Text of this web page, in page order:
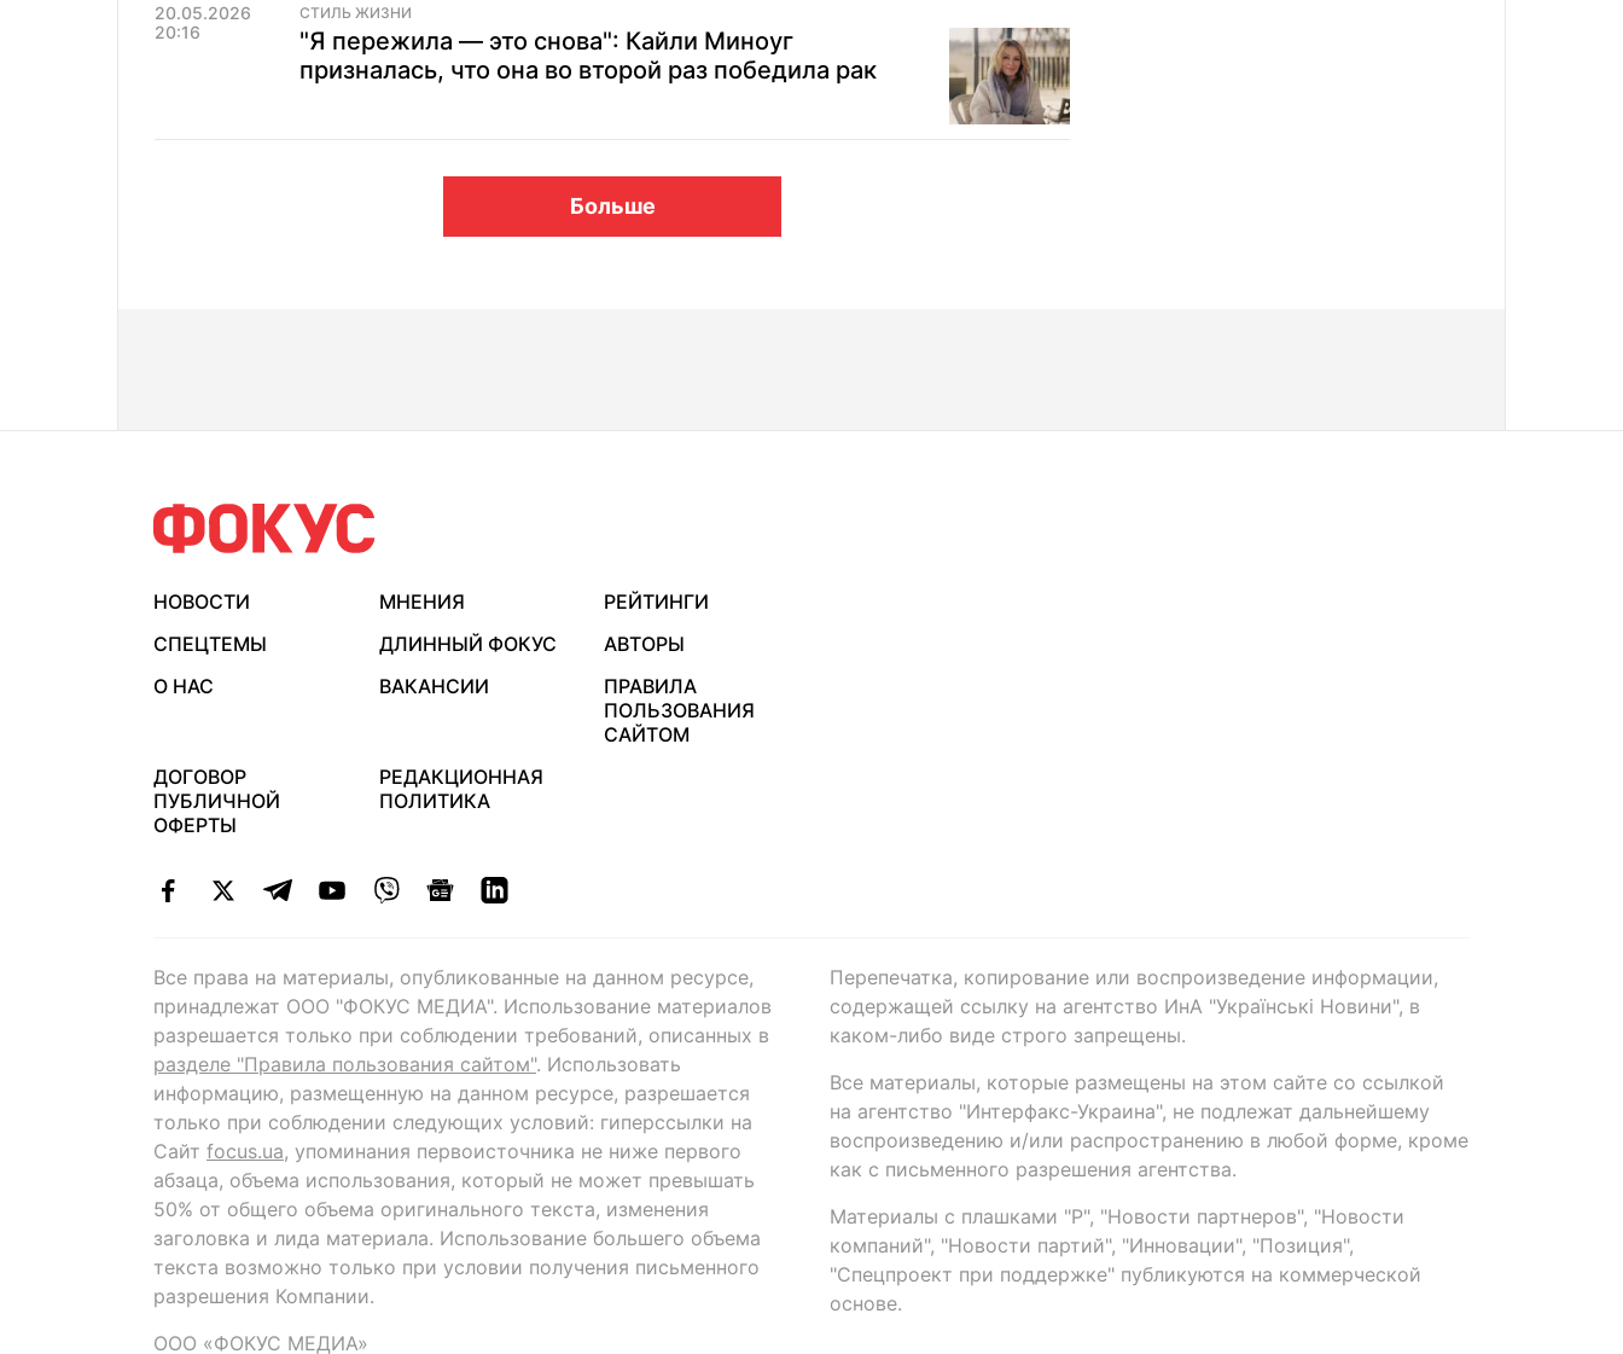
20.05.2026
20:16
СТИЛЬ ЖИЗНИ
"Я пережила — это снова": Кайли Миноуг
призналась, что она во второй раз победила рак
Больше
НОВОСТИ МНЕНИЯ
РЕЙТИНГИ
СПЕЦТЕМЫ
ДЛИННЫЙ ФОКУС
АВТОРЫ
О НАС
ВАКАНСИИ
ПРАВИЛА
ПОЛЬЗОВАНИЯ
САЙТОМ
ДОГОВОР
ПУБЛИЧНОЙ
ОФЕРТЫ
РЕДАКЦИОННАЯ
ПОЛИТИКА
Все права на материалы, опубликованные на данном ресурсе,
принадлежат ООО "ФОКУС МЕДИА". Использование материалов
разрешается только при соблюдении требований, описанных в
разделе "Правила пользования сайтом". Использовать
информацию, размещенную на данном ресурсе, разрешается
только при соблюдении следующих условий: гиперссылки на
Сайт focus.ua, упоминания первоисточника не ниже первого
абзаца, объема использования, который не может превышать
50% от общего объема оригинального текста, изменения
заголовка и лида материала. Использование большего объема
текста возможно только при условии получения письменного
разрешения Компании.
ООО «ФОКУС МЕДИА»
Перепечатка, копирование или воспроизведение информации,
содержащей ссылку на агентство ИнА "Українські Новини", в
каком-либо виде строго запрещены.
Все материалы, которые размещены на этом сайте со ссылкой
на агентство "Интерфакс-Украина", не подлежат дальнейшему
воспроизведению и/или распространению в любой форме, кроме
как с письменного разрешения агентства.
Материалы с плашками "Р", "Новости партнеров", "Новости
компаний", "Новости партий", "Инновации", "Позиция",
"Спецпроект при поддержке" публикуются на коммерческой
основе.